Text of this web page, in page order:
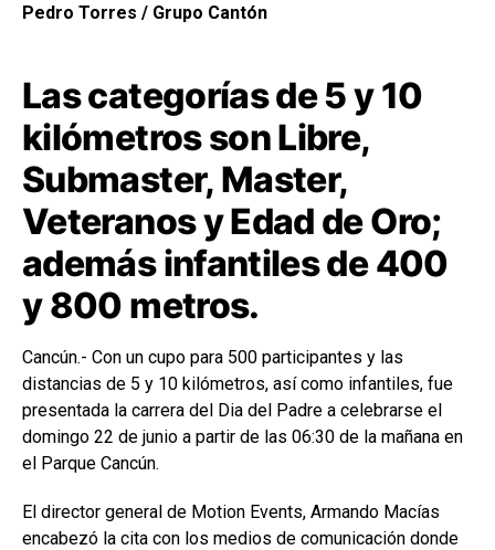
Pedro Torres / Grupo Cantón
Las categorías de 5 y 10
kilómetros son Libre,
Submaster, Master,
Veteranos y Edad de Oro;
además infantiles de 400
y 800 metros.
Cancún.- Con un cupo para 500 participantes y las
distancias de 5 y 10 kilómetros, así como infantiles, fue
presentada la carrera del Dia del Padre a celebrarse el
domingo 22 de junio a partir de las 06:30 de la mañana en
el Parque Cancún.
El director general de Motion Events, Armando Macías
encabezó la cita con los medios de comunicación donde